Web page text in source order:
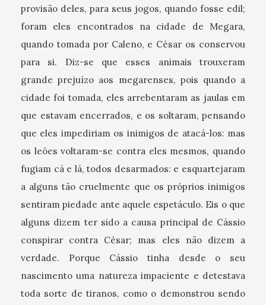
provisão deles, para seus jogos, quando fosse edil;
foram eles encontrados na cidade de Megara,
quando tomada por Caleno, e César os conservou
para si. Diz-se que esses animais trouxeram
grande prejuízo aos megarenses, pois quando a
cidade foi tomada, eles arrebentaram as jaulas em
que estavam encerrados, e os soltaram, pensando
que eles impediriam os inimigos de atacá-los: mas
os leões voltaram-se contra eles mesmos, quando
fugiam cá e lá, todos desarmados: e esquartejaram
a alguns tão cruelmente que os próprios inimigos
sentiram piedade ante aquele espetáculo. Eis o que
alguns dizem ter sido a causa principal de Cássio
conspirar contra César; mas eles não dizem a
verdade. Porque Cássio tinha desde o seu
nascimento uma natureza impaciente e detestava
toda sorte de tiranos, como o demonstrou sendo